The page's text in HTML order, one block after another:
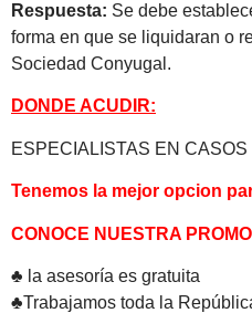
Respuesta: Se debe
forma en que se liquidaran o
Sociedad Conyugal.
DONDE ACUDIR:
ESPECIALISTAS EN CASOS
Tenemos la mejor opcion
CONOCE NUESTRA
♣ la asesoría es gratuita
♣Trabajamos toda la